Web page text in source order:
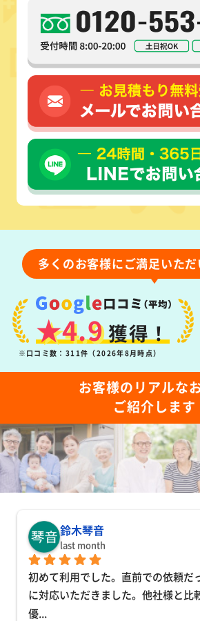
多くのお客様にご満足いただ
★4.9獲得！
※口コミ数：311件（2026年8月時点）
お客様のリアルな
ご紹介します
鈴木琴音
last month
初めて利用でした。直前での依頼だ
に対応いただきました。他社様と比
優...